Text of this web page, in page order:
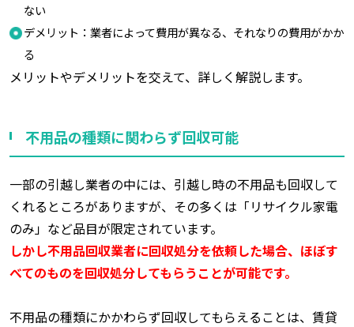
ない
デメリット：業者によって費用が異なる、それなりの費用がかか
る
メリットやデメリットを交えて、詳しく解説します。
不用品の種類に関わらず回収可能
一部の引越し業者の中には、引越し時の不用品も回収して
くれるところがありますが、その多くは「リサイクル家電
のみ」など品目が限定されています。
しかし不用品回収業者に回収処分を依頼した場合、ほぼす
べてのものを回収処分してもらうことが可能です。
不用品の種類にかかわらず回収してもらえることは、賃貸